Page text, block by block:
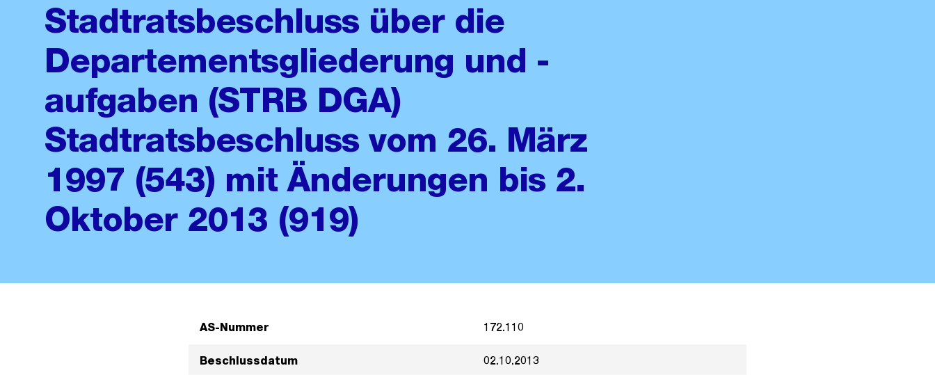
Stadtratsbeschluss über die
Departementsgliederung und -
aufgaben (STRB DGA)
Stadtratsbeschluss vom 26. März
1997 (543) mit Änderungen bis 2.
Oktober 2013 (919)
AS-Nummer 172.110
Beschlussdatum 02.10.2013